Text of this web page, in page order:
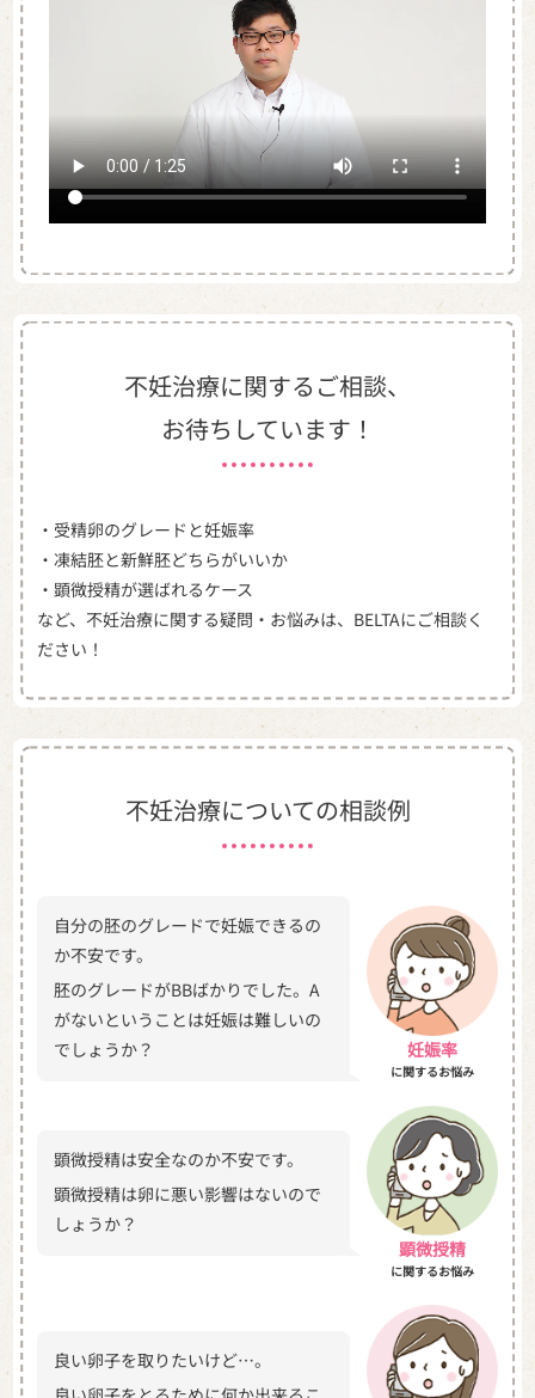
不妊治療に関するご相談、
お待ちしています！
・受精卵のグレードと妊娠率
・凍結胚と新鮮胚どちらがいいか
・顕微授精が選ばれるケース
など、不妊治療に関する疑問・お悩みは、 BELTAにご相談く
ださい！
不妊治療についての相談例
自分の胚のグレードで妊娠できるの
か不安です。
胚のグレードがBBばかりでした。A
がないということは妊娠は難しいの
でしょうか？
妊娠率
に関するお悩み
顕微授精は安全なのか不安です。
顕微授精は卵に悪い影響はないので
しょうか？
顕微授精
に関するお悩み
良い卵子を取りたいけど…。